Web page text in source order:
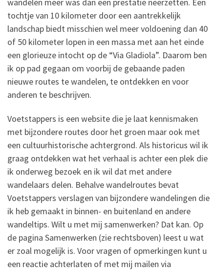
tochtje van 10 kilometer door een aantrekkelijk
landschap biedt misschien wel meer voldoening dan 40
of 50 kilometer lopen in een massa met aan het einde
een glorieuze intocht op de “Via Gladiola”. Daarom ben
ik op pad gegaan om voorbij de gebaande paden
nieuwe routes te wandelen, te ontdekken en voor
anderen te beschrijven.
Voetstappers is een website die je laat kennismaken
met bijzondere routes door het groen maar ook met
een cultuurhistorische achtergrond. Als historicus wil ik
graag ontdekken wat het verhaal is achter een plek die
ik onderweg bezoek en ik wil dat met andere
wandelaars delen. Behalve wandelroutes bevat
Voetstappers verslagen van bijzondere wandelingen die
ik heb gemaakt in binnen- en buitenland en andere
wandeltips. Wilt u met mij samenwerken? Dat kan. Op
de pagina Samenwerken (zie rechtsboven) leest u wat
er zoal mogelijk is. Voor vragen of opmerkingen kunt u
een reactie achterlaten of met mij mailen via